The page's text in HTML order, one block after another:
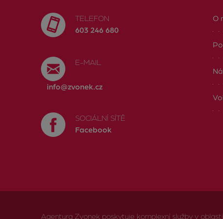
TELEFON
603 246 680
E-MAIL
info@zvonek.cz
SOCIÁLNÍ SÍTĚ
Facebook
O
Agentura Zvonek poskytuje komplexní služby v